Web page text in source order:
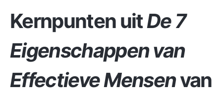
Kernpunten uitDe 7
Eigenschappen van
Effectieve Mensenvan